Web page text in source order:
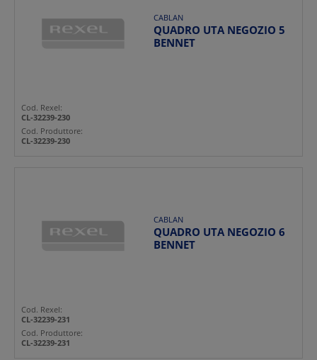
CABLAN
QUADRO UTA NEGOZIO 5
BENNET
Cod. Rexel:
CL-32239-230
Cod. Produttore:
CL-32239-230
CABLAN
QUADRO UTA NEGOZIO 6
BENNET
Cod. Rexel:
CL-32239-231
Cod. Produttore:
CL-32239-231